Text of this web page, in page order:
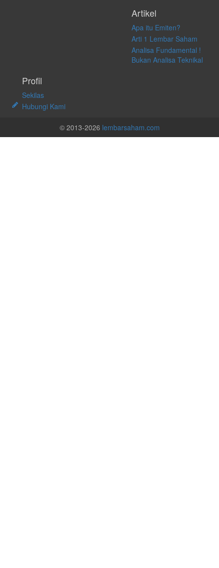
Artikel
Apa itu Emiten?
Arti 1 Lembar Saham
Analisa Fundamental !
Bukan Analisa Teknikal
Profil
Sekilas
Hubungi Kami
© 2013-2026 lembarsaham.com